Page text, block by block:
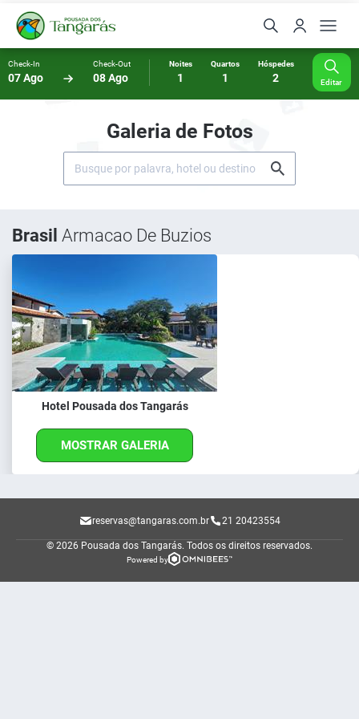
Check-In
07 Ago
Check-Out
08 Ago
Noites
1
Quartos
1
Hóspedes
2 Editar
Galeria de Fotos
Brasil Armacao De Buzios
Hotel Pousada dos Tangarás
MOSTRAR GALERIA
reservas@tangaras.com.br 21 20423554
© 2026 Pousada dos Tangarás. Todos os direitos reservados.
Powered by